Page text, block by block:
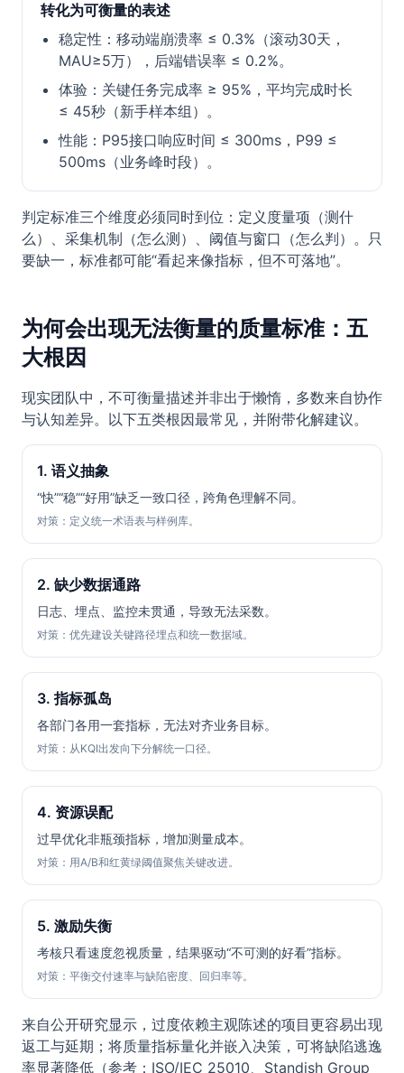
转化为可衡量的表述
稳定性：移动端崩溃率 ≤ 0.3%（滚动30天，
MAU≥5万），后端错误率 ≤ 0.2%。
体验：关键任务完成率 ≥ 95%，平均完成时长
≤ 45秒（新手样本组）。
性能：P95接口响应时间 ≤ 300ms，P99 ≤
500ms（业务峰时段）。
判定标准三个维度必须同时到位：定义度量项（测什
么）、采集机制（怎么测）、阈值与窗口（怎么判）。只
要缺一，标准都可能“看起来像指标，但不可落地”。
为何会出现无法衡量的质量标准：五
大根因
现实团队中，不可衡量描述并非出于懒惰，多数来自协作
与认知差异。以下五类根因最常见，并附带化解建议。
1. 语义抽象
“快”“稳”“好用”缺乏一致口径，跨角色理解不同。
对策：定义统一术语表与样例库。
2. 缺少数据通路
日志、埋点、监控未贯通，导致无法采数。
对策：优先建设关键路径埋点和统一数据域。
3. 指标孤岛
各部门各用一套指标，无法对齐业务目标。
对策：从KQI出发向下分解统一口径。
4. 资源误配
过早优化非瓶颈指标，增加测量成本。
对策：用A/B和红黄绿阈值聚焦关键改进。
5. 激励失衡
考核只看速度忽视质量，结果驱动“不可测的好看”指标。
对策：平衡交付速率与缺陷密度、回归率等。
来自公开研究显示，过度依赖主观陈述的项目更容易出现
返工与延期；将质量指标量化并嵌入决策，可将缺陷逃逸
率显著降低（参考：ISO/IEC 25010、Standish Group